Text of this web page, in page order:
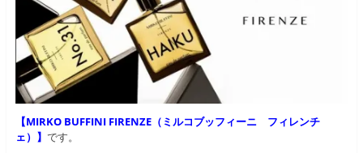
【MIRKO BUFFINI FIRENZE（ミルコブッフィーニ フィレンチ
ェ）】 です。